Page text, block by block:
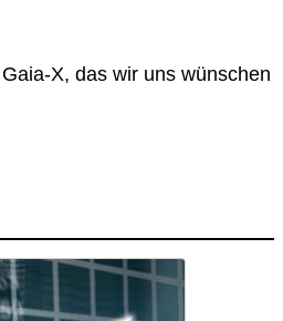
X, das wir uns wünschen